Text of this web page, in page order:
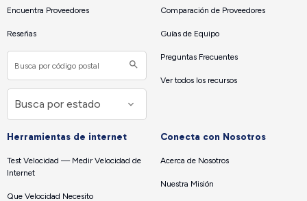
Encuentra Proveedores
Reseñas
Comparación de Proveedores
Guías de Equipo
Preguntas Frecuentes
Ver todos los recursos
Herramientas de internet
Test Velocidad — Medir Velocidad de
Internet
Que Velocidad Necesito
Conecta con Nosotros
Acerca de Nosotros
Nuestra Misión